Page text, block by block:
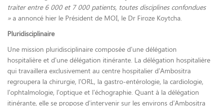
traiter entre 6 000 et 7 000 patients, toutes disciplines confondues
»a annoncé hier le Président de MOI, le Dr Firoze Koytcha.
Pluridisciplinaire
Une mission pluridisciplinaire composée d’une délégation
hospitalière et d’une délégation itinérante. La délégation hospitalière
qui travaillera exclusivement au centre hospitalier d’Ambositra
regroupera la chirurgie, l’ORL, la gastro-entérologie, la cardiologie,
l’ophtalmologie, l’optique et l’échographie. Quant à la délégation
itinérante, elle se propose d’intervenir sur les environs d’Ambositra